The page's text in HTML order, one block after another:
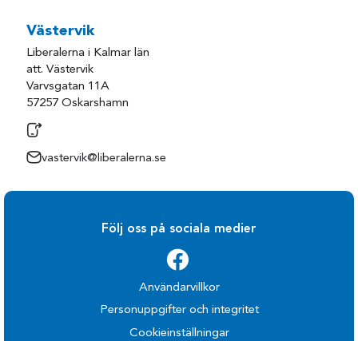
Västervik
Liberalerna i Kalmar län
att. Västervik
Varvsgatan 11A
57257 Oskarshamn
vastervik@liberalerna.se
Följ oss på sociala medier
Användarvillkor
Personuppgifter och integritet
Cookieinställningar